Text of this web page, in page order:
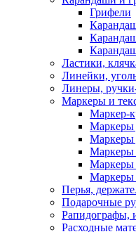
Грифели
Ластики,
Линейки,
Линеры,
Маркеры и
Маркер-
Маркеры
Маркеры
Маркеры
Маркеры
Маркеры
Перья,
Подарочные
Рапидографы,
Расходные